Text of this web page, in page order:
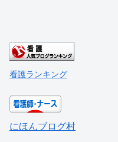
看護ランキング
にほんブログ村